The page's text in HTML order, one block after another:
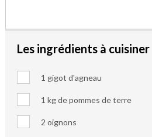
Les ingrédients à cuisiner
1 gigot d'agneau
1 kg de pommes de terre
2 oignons